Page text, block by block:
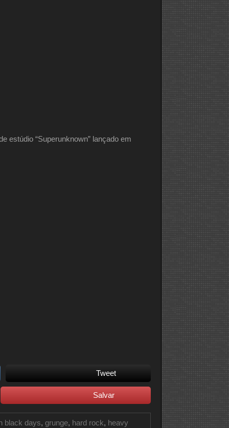
estúdio “Superunknown” lançado em
Tweet
Salvar
black days, grunge, hard rock, heavy